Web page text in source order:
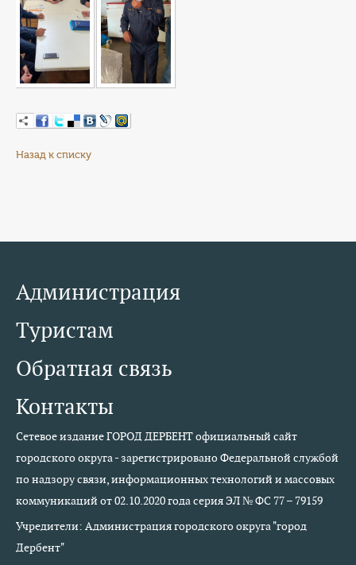
Назад к списку
Администрация
Туристам
Обратная связь
Контакты
Сетевое издание ГОРОД ДЕРБЕНТ официальный сайт
городского округа - зарегистрировано Федеральной службой
по надзору связи, информационных технологий и массовых
коммуникаций от 02.10.2020 года серия ЭЛ № ФС 77 – 79159
Учредители: Администрация городского округа "город
Дербент"